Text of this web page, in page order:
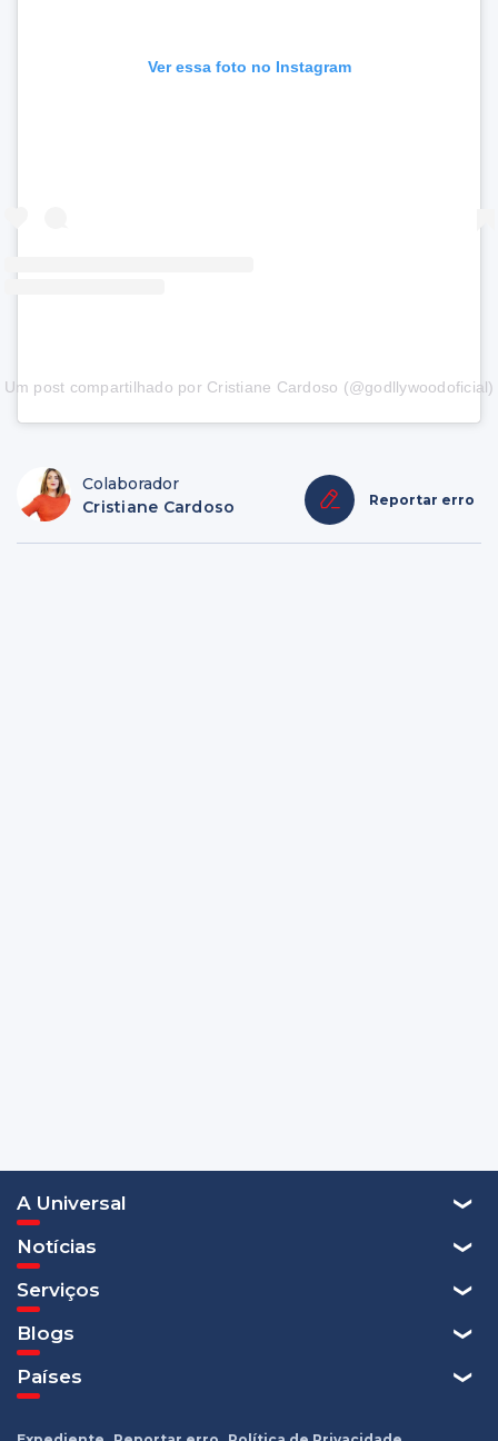
Ver essa foto no Instagram
Um post compartilhado por Cristiane Cardoso (@godllywoodoficial)
Colaborador
Cristiane Cardoso
Reportar erro
A Universal
Notícias
Serviços
Blogs
Países